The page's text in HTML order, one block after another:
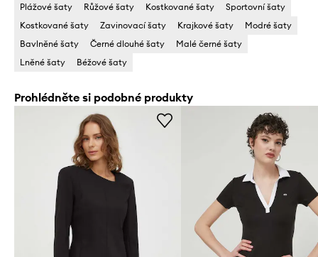
Plážové šaty
Růžové šaty Kostkované šaty
Sportovní šaty
Kostkované šaty
Zavinovací šaty Krajkové šaty
Modré šaty
Bavlněné šaty
Černé dlouhé šaty
Malé černé šaty
Lněné šaty
Béžové šaty
Prohlédněte si podobné produkty